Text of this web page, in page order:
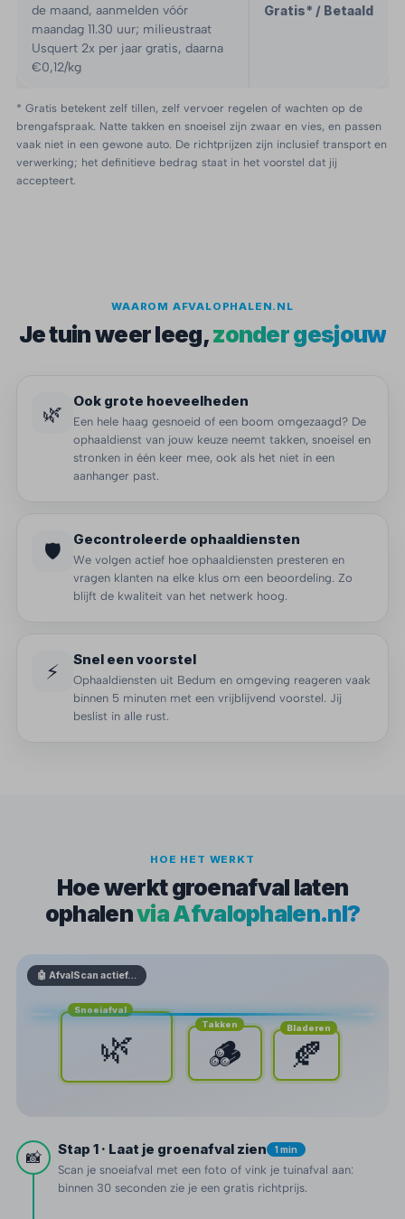
de maand, aanmelden vóór
maandag 11.30 uur; milieustraat
Usquert 2x per jaar gratis, daarna
€0,12/kg
Gratis* / Betaald
* Gratis betekent zelf tillen, zelf vervoer regelen of wachten op de
brengafspraak. Natte takken en snoeisel zijn zwaar en vies, en passen
vaak niet in een gewone auto. De richtprijzen zijn inclusief transport en
verwerking; het definitieve bedrag staat in het voorstel dat jij
accepteert.
WAAROM AFVALOPHALEN.NL
Je tuin weer leeg,zonder gesjouw
🌿 Ook grote hoeveelheden
Een hele haag gesnoeid of een boom omgezaagd? De
ophaaldienst van jouw keuze neemt takken, snoeisel en
stronken in één keer mee, ook als het niet in een
aanhanger past.
🛡️ Gecontroleerde ophaaldiensten
We volgen actief hoe ophaaldiensten presteren en
vragen klanten na elke klus om een beoordeling. Zo
blijft de kwaliteit van het netwerk hoog.
⚡ Snel een voorstel
Ophaaldiensten uit Bedum en omgeving reageren vaak
binnen 5 minuten met een vrijblijvend voorstel. Jij
beslist in alle rust.
HOE HET WERKT
Hoe werkt groenafval laten
ophalenvia Afvalophalen.nl?
🤖 AfvalScan actief…
Snoeiafval
🌿
Takken
🪵
Bladeren
🍂
📸 Stap 1 · Laat je groenafval zien 1 min
Scan je snoeiafval met een foto of vink je tuinafval aan:
binnen 30 seconden zie je een gratis richtprijs.